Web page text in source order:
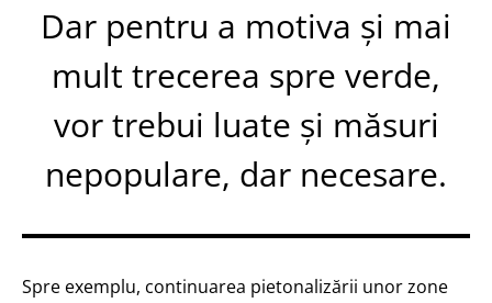
Dar pentru a motiva și mai
mult trecerea spre verde,
vor trebui luate și măsuri
nepopulare, dar necesare.
Spre exemplu, continuarea pietonalizării unor zone